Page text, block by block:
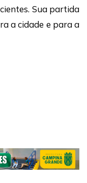
Sua partida
a cidade e para a